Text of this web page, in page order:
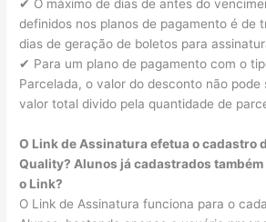
✔ O máximo de dias de antes do
definidos nos planos de pagamento é de
dias de geração de boletos para
✔ Para um plano de pagamento com o
Parcelada, o valor do desconto não pode
valor total divido pela quantidade de
O Link de Assinatura efetua o cadastro
Quality? Alunos já cadastrados
o Link?
O Link de Assinatura funciona para o